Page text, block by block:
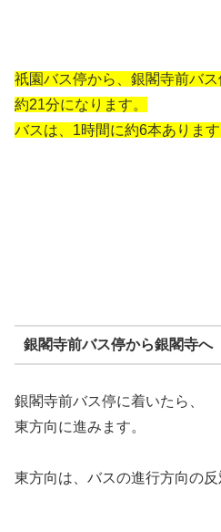
祇園バス停から、銀閣寺前バス
約21分になります。
バスは、1時間に約6本あります
銀閣寺前バス停から銀閣寺へ
銀閣寺前バス停に着いたら、
東方向に進みます。
東方向は、バスの進行方向の反